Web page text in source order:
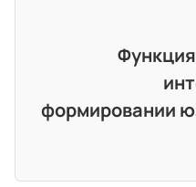
формировании